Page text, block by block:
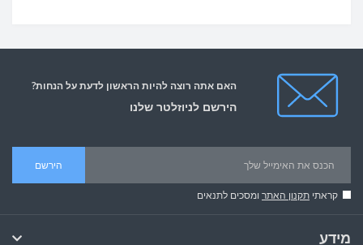
לתינוקות
בחירת מייבש בגדים נייד היא צעד חשוב בהקניית ציוד לתינוק.
ונספק מדריך מקיף לבחירת המייבש המתאים לצרכייך ולצרכי
התינוק שלך.
האם אתה רוצה להיות הראשון לדעת על הנחות?
הירשם לניוזלטר שלנו
הירשם
קראתי תקנון האתר ומסכים לתנאים
מידע